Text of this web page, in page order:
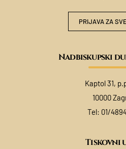
PRIJAVA ZA
Nadbiskupski
Kaptol 31,
10000
Tel: 01/
Tiskovni